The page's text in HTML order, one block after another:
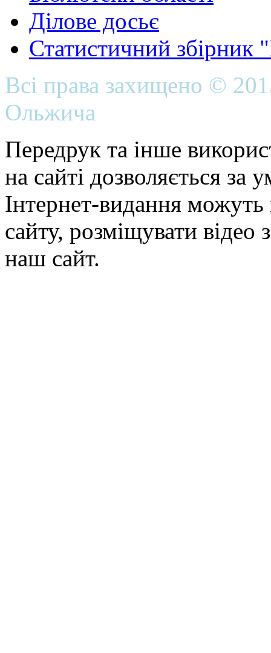
Ділове досьє
Статистичний
Всі права захищено ©
Ольжича
Передрук та інше
на сайті дозволяється
Інтернет-видання можуть
сайту, розміщувати відео
наш сайт.